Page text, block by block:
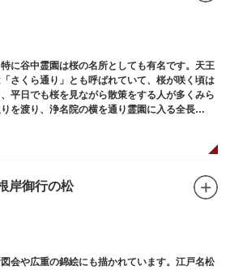
に谷中霊園は桜の名所としても有名です。天王
さくら通り」とも呼ばれていて、桜が咲く頃は
平日でも桜を見ながら散策をする人が多くみら
を渡り、浄名院の横を通り霊園に入る全長
在する大木なども見事です。
岸御行の松
会や広重の錦絵にも描かれています。江戸名松